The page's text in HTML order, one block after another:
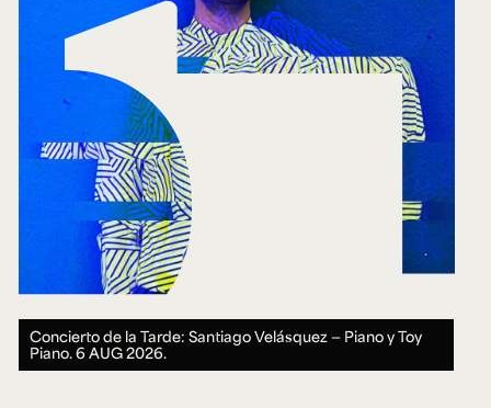
Concierto de la Tarde: Santiago Velásquez — Piano y Toy
Piano.6 AUG 2026.